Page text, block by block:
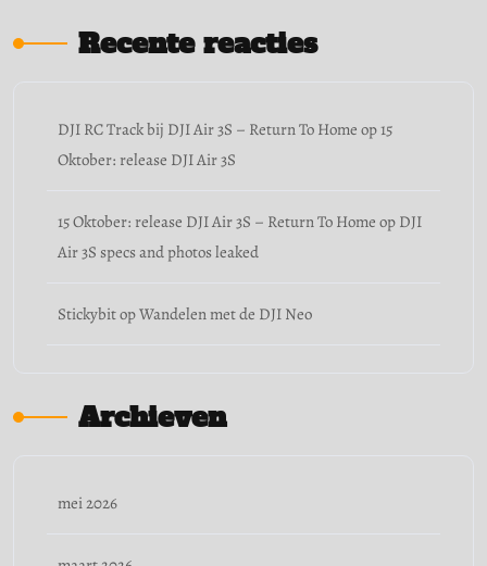
Recente reacties
DJI RC Track bij DJI Air 3S – Return To Home op15
Oktober: release DJI Air 3S
15 Oktober: release DJI Air 3S – Return To Home op DJI
Air 3S specs and photos leaked
StickybitopWandelen met de DJI Neo
Archieven
mei 2026